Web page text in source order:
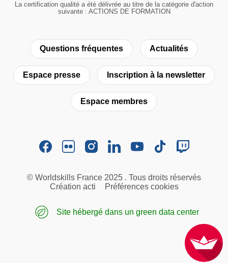
La certification qualité a été délivrée au titre de la catégorie d'action
suivante : ACTIONS DE FORMATION
Questions fréquentes Actualités
Espace presse Inscription à la newsletter
Espace membres
© Worldskills France 2025 . Tous droits réservés
Création acti
Préférences cookies
Site hébergé dans un green data center